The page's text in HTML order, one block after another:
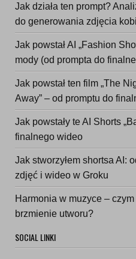
Jak działa ten prompt?
do generowania zdjęcia
Jak powstał AI „Fashion
mody (od prompta do
Jak powstał ten film „The
Away” – od promptu do
Jak powstały te AI Shorts
finalnego wideo
Jak stworzyłem shortsa AI:
zdjęć i wideo w Groku
Harmonia w muzyce –
brzmienie utworu?
SOCIAL LINKI